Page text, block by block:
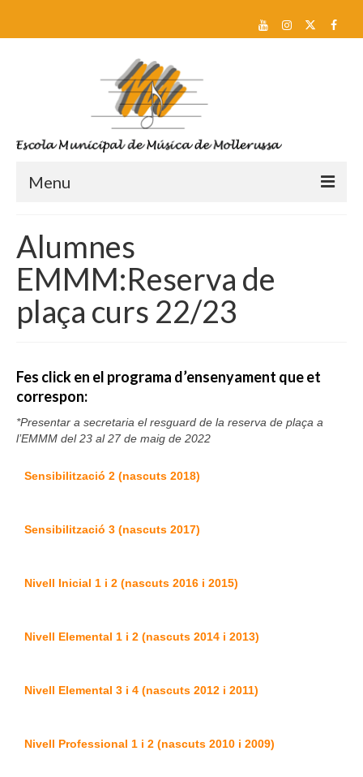
Menu
Escola
Sobre nosaltres
Equip docent
Consell Escolar
Calendari escolar
Lloguer d’instruments
Contacta
Alumnes
EMMM:Reserva de
plaça curs 22/23
Fes click en el programa d’ensenyament que et
correspon:
*Presentar a secretaria el resguard de la reserva de plaça a
l’EMMM del 23 al 27 de maig de 2022
Sensibilització 2 (nascuts 2018)
Sensibilització 3 (nascuts 2017)
Nivell Inicial 1 i 2 (nascuts 2016 i 2015)
Nivell Elemental 1 i 2 (nascuts 2014 i 2013)
Nivell Elemental 3 i 4 (nascuts 2012 i 2011)
Nivell Professional 1 i 2 (nascuts 2010 i 2009)